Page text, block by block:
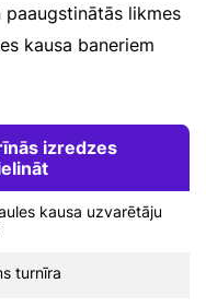
paaugstinātās likmes
kausa baneriem
izredzes
kausa uzvarētāju
turnīra